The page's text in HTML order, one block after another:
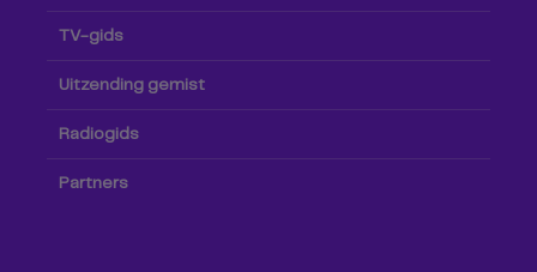
TV-gids
Uitzending gemist
Radiogids
Partners